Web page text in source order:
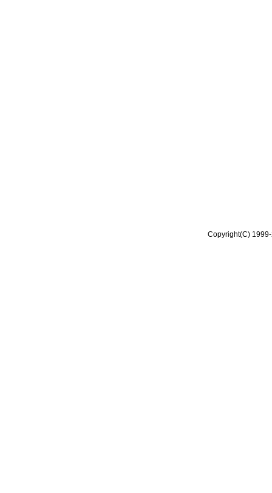
Copyright(C)